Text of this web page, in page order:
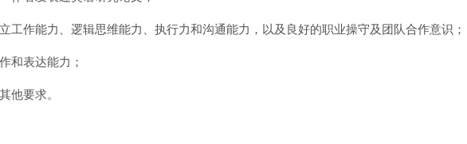
工作能力、逻辑思维能力、执行力和沟通能力，以及良好的职业操守及团队合作意识；
和表达能力；
他要求。